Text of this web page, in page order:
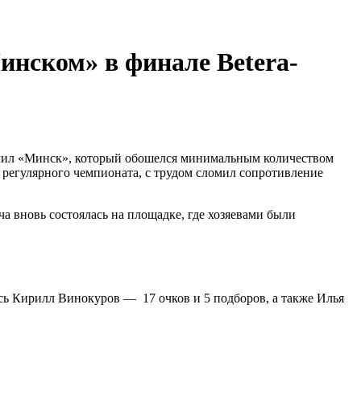
в финале Betera-
«Минск», который обошелся минимальным количеством
чемпионата, с трудом сломил сопротивление
состоялась на площадке, где хозяевами были
Кирилл Винокуров — 17 очков и 5 подборов, а также Илья